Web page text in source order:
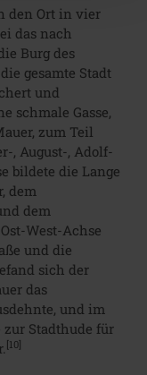
den Ort in vier
das nach
Burg des
gesamte Stadt
und
schmale Gasse,
zum Teil
, August-, Adolf-
bildete die Lange
dem
dem
West-Achse
und die
sich der
das
und im
Stadthude für
[10]